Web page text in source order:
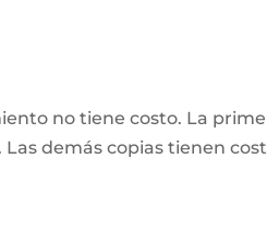
no tiene costo. La
demás copias tienen